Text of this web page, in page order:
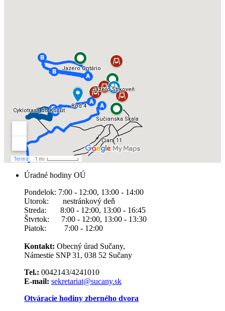
Úradné hodiny OÚ
Pondelok: 7:00 - 12:00, 13:00 - 14:00
Utorok: nestránkový deň
Streda: 8:00 - 12:00, 13:00 - 16:45
Štvrtok: 7:00 - 12:00, 13:00 - 13:30
Piatok: 7:00 - 12:00
Kontakt: Obecný úrad Sučany,
Námestie SNP 31, 038 52 Sučany
Tel.: 0042143/4241010
E-mail: sekretariat@sucany.sk
Otváracie hodiny zberného dvora